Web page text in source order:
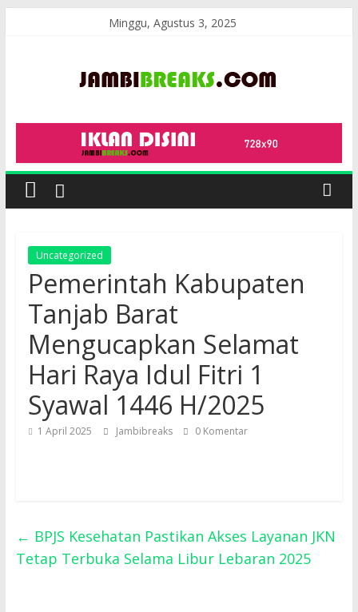
Minggu, Agustus 3, 2025
JambiBreaks
Uncategorized
Pemerintah Kabupaten
Tanjab Barat
Mengucapkan Selamat
Hari Raya Idul Fitri 1
Syawal 1446 H/2025
1 April 2025 Jambibreaks 0 Komentar
← BPJS Kesehatan Pastikan Akses Layanan JKN
Tetap Terbuka Selama Libur Lebaran 2025